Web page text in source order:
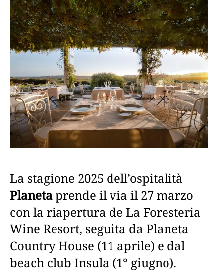
La stagione 2025 dell’ospitalità
Planetaprende il via il 27 marzo
con la riapertura de La Foresteria
Wine Resort, seguita da Planeta
Country House (11 aprile) e dal
beach club Insula (1° giugno).